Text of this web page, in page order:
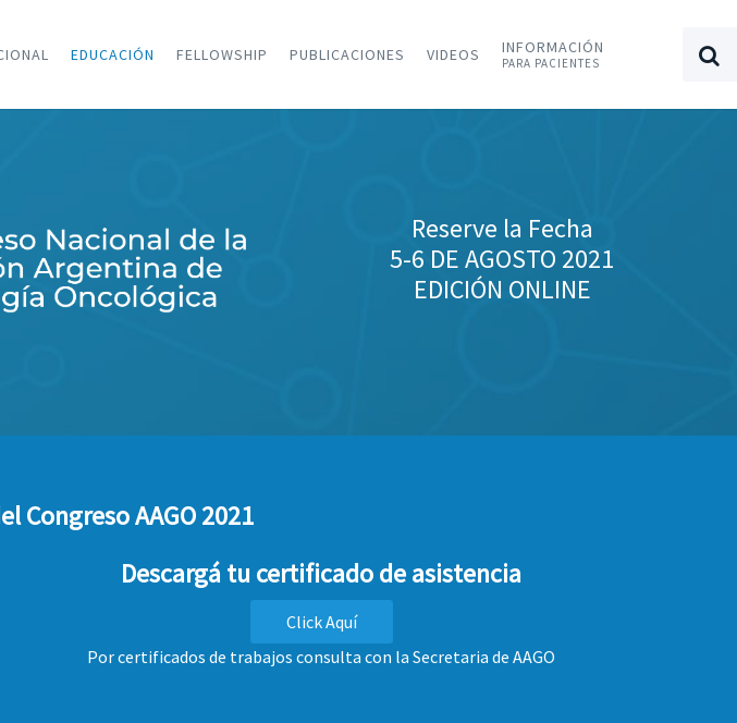
EDUCACIÓN FELLOWSHIP PUBLICACIONES VIDEOS INFORMACIÓN
PARA PACIENTES
Reserve la Fecha
5-6 DE AGOSTO 2021
EDICIÓN ONLINE
Congreso AAGO 2021
Descargá tu certificado de asistencia
Click Aquí
Por certificados de trabajos consulta con la Secretaria de AAGO